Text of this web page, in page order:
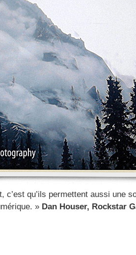
qu’ils permettent aussi une
» Dan Houser, Rockstar